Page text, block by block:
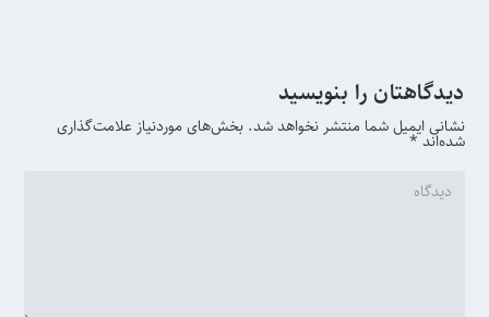
دیدگاهتان را بنویسید
نشانی ایمیل شما منتشر نخواهد شد. بخش‌های موردنیاز علامت‌گذاری
شده‌اند*